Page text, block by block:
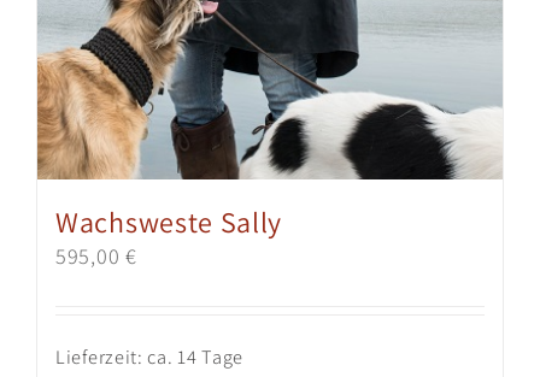
Wachsweste Sally
595,00 €
Lieferzeit:ca. 14 Tage